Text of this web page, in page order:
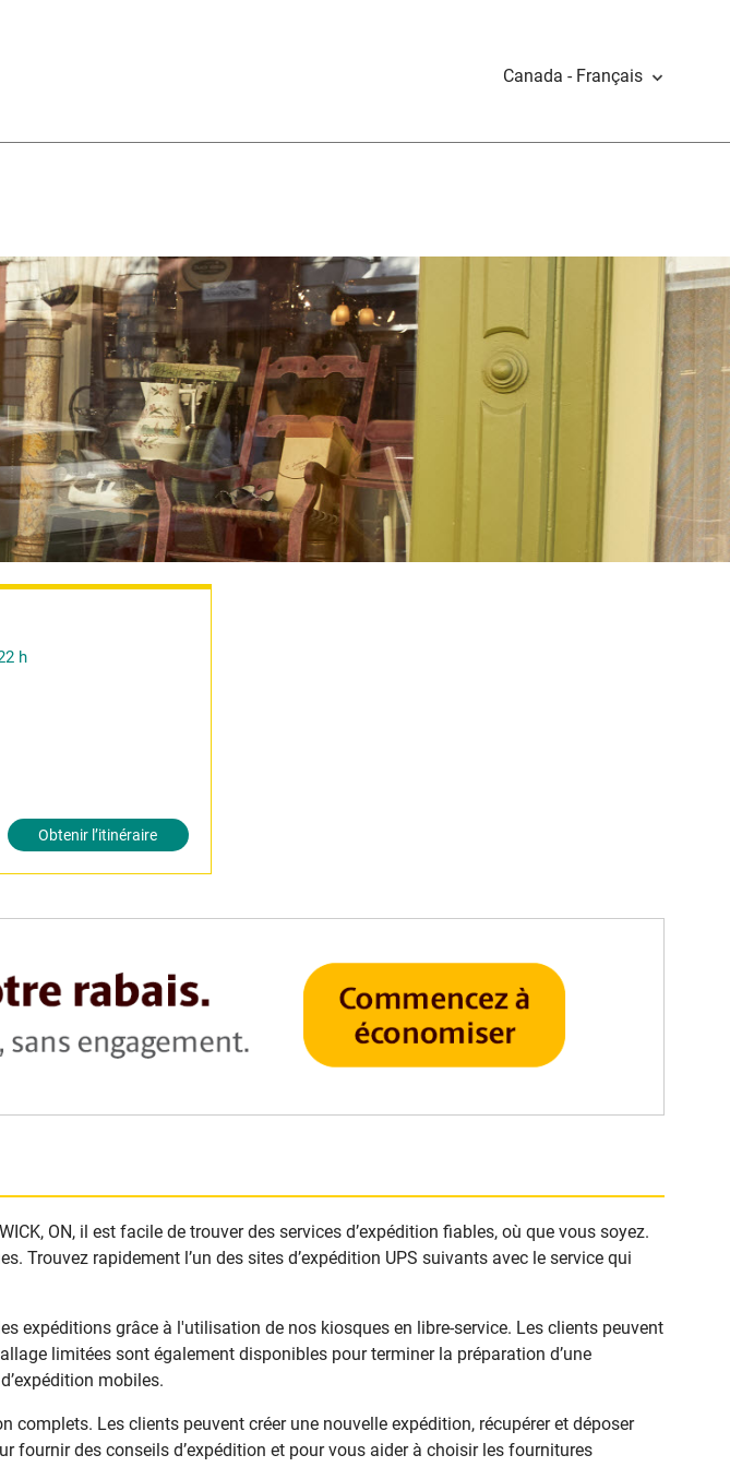
Canada - Français
h
Obtenir l’itinéraire
ON, il est facile de trouver des services d’expédition fiables, où que vous soyez.
Trouvez rapidement l’un des sites d’expédition UPS suivants avec le service qui
expéditions grâce à l'utilisation de nos kiosques en libre-service. Les clients peuvent
limitées sont également disponibles pour terminer la préparation d’une
mobiles.
complets. Les clients peuvent créer une nouvelle expédition, récupérer et déposer
fournir des conseils d’expédition et pour vous aider à choisir les fournitures